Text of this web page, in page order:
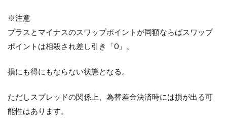
※注意
プラスとマイナスのスワップポイントが同額ならばスワップ
ポイントは相殺され差し引き「0」。
損にも得にもならない状態となる。
ただしスプレッドの関係上、為替差金決済時には損が出る可
能性はあります。